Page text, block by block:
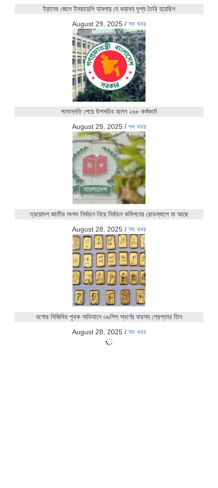
ইরানের জেলে ইসরায়েলি হামলায় যে ভয়াবহ দৃশ্য তৈরি হয়েছিল
August 29, 2025 / সব খবর
পদোন্নতি পেয়ে উপসচিব হলেন ২৬৮ কর্মকর্তা
August 29, 2025 / সব খবর
ত্রয়োদশ জাতীয় সংসদ নির্বাচন নিয়ে নির্বাচন কমিশনের রোডম্যাপে যা আছে
August 28, 2025 / সব খবর
যশোর বিজিবির পৃথক অভিযানে ৩৬পিস স্বর্ণের বারসহ গ্রেপ্তার তিন
August 28, 2025 / সব খবর